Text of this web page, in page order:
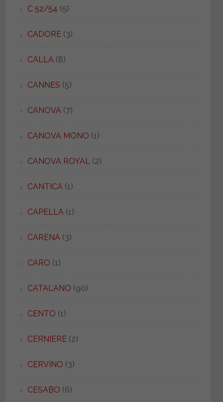
C 52/54 (5)
CADORE(3)
CALLA(8)
CANNES (5)
CANOVA(7)
CANOVA MONO (1)
CANOVA ROYAL(2)
CANTICA(1)
CAPELLA(1)
CARENA(3)
CARO (1)
CATALANO (90)
CENTO (1)
CERNIERE(2)
CERVINO (3)
CESABO (6)